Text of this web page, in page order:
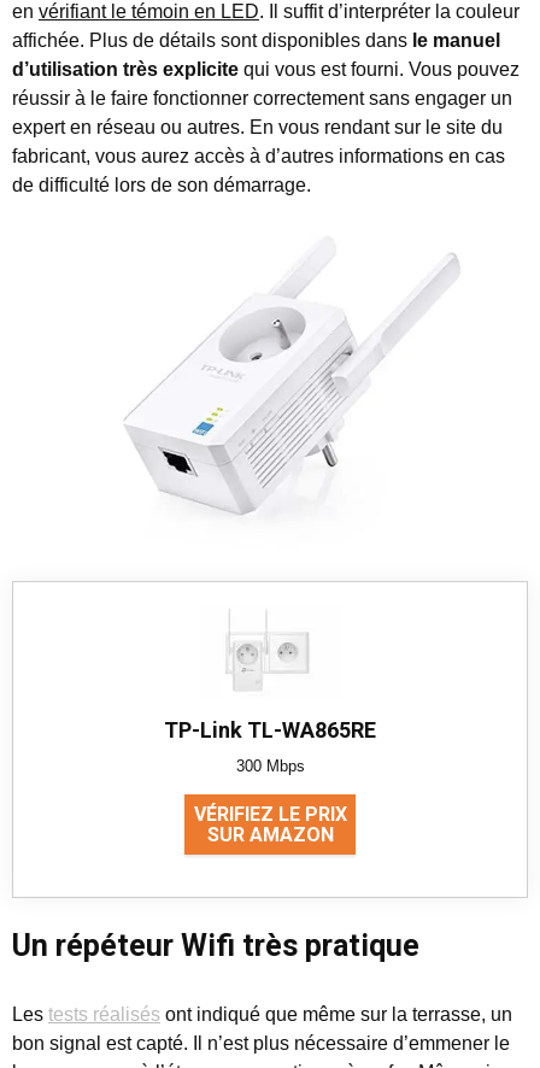
en vérifiant le témoin en LED. Il suffit d’interpréter la couleur
affichée. Plus de détails sont disponibles dans le manuel
d’utilisation très explicite qui vous est fourni. Vous pouvez
réussir à le faire fonctionner correctement sans engager un
expert en réseau ou autres. En vous rendant sur le site du
fabricant, vous aurez accès à d’autres informations en cas
de difficulté lors de son démarrage.
TP-Link TL-WA865RE
300 Mbps
VÉRIFIEZ LE PRIX
SUR AMAZON
Un répéteur Wifi très pratique
Les tests réalisés ont indiqué que même sur la terrasse, un
bon signal est capté. Il n’est plus nécessaire d’emmener le